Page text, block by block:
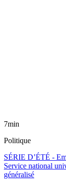
7min
Politique
SÉRIE D’ÉTÉ -
Service national
généralisé